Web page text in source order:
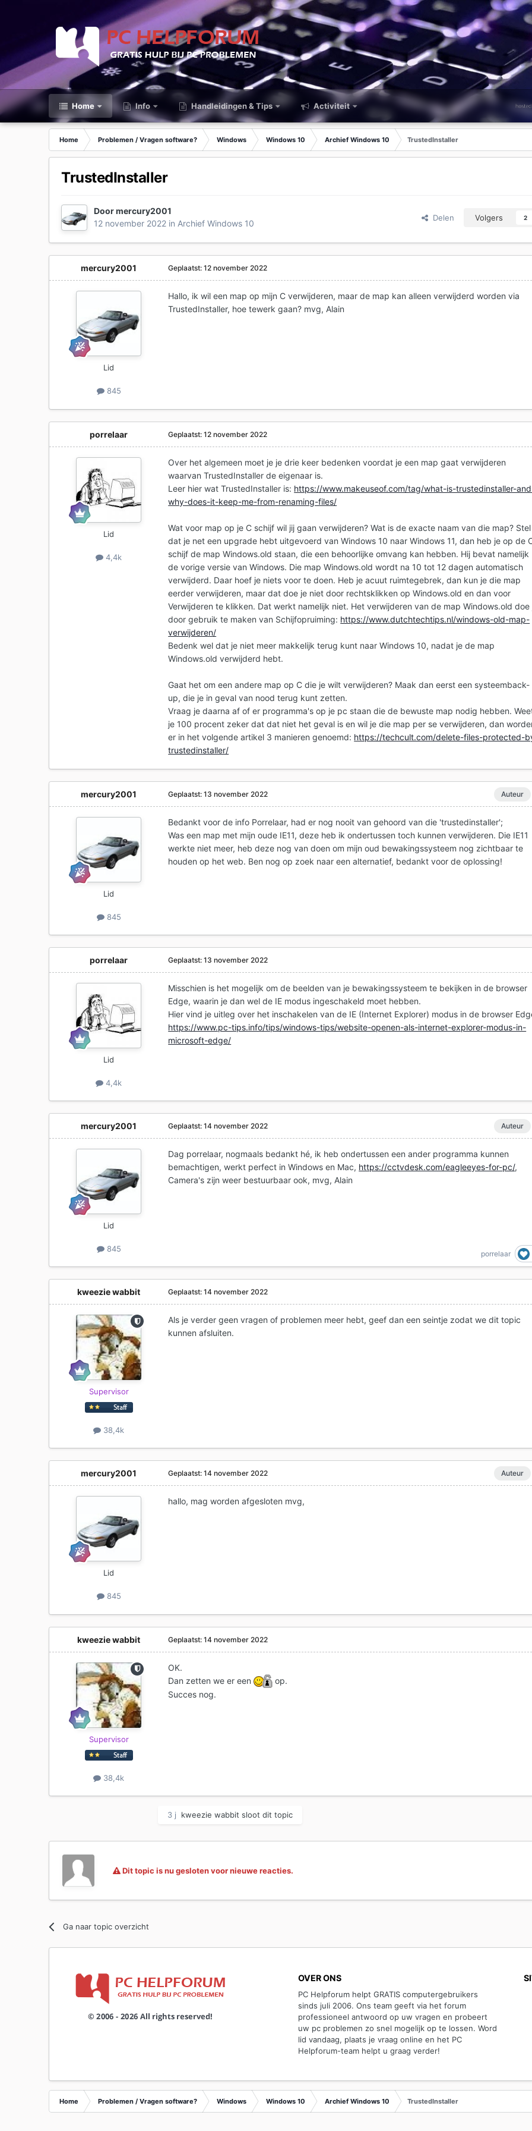
Home Info Handleidingen & Tips Activiteit
Home Problemen / Vragen software? Windows Windows 10 Archief Windows 10 TrustedInstaller
TrustedInstaller
Doormercury2001
12 november 2022 in Archief Windows 10
Delen Volgers 2
mercury2001
Lid
845
Geplaatst:12 november 2022
Hallo, ik wil een map op mijn C verwijderen, maar de map kan alleen verwijderd worden via
TrustedInstaller, hoe tewerk gaan? mvg, Alain
porrelaar
Lid
4,4k
Geplaatst:12 november 2022
Over het algemeen moet je je drie keer bedenken voordat je een map gaat verwijderen
waarvan TrustedInstaller de eigenaar is.
Leer hier wat TrustedInstaller is: https://www.makeuseof.com/tag/what-is-trustedinstaller-
why-does-it-keep-me-from-renaming-files/
Wat voor map op je C schijf wil jij gaan verwijderen? Wat is de exacte naam van die map? Stel
dat je net een upgrade hebt uitgevoerd van Windows 10 naar Windows 11, dan heb je op de
schijf de map Windows.old staan, die een behoorlijke omvang kan hebben. Hij bevat namelijk
de vorige versie van Windows. Die map Windows.old wordt na 10 tot 12 dagen automatisch
verwijderd. Daar hoef je niets voor te doen. Heb je acuut ruimtegebrek, dan kun je die map
eerder verwijderen, maar dat doe je niet door rechtsklikken op Windows.old en dan voor
Verwijderen te klikken. Dat werkt namelijk niet. Het verwijderen van de map Windows.old doe
door gebruik te maken van Schijfopruiming: https://www.dutchtechtips.nl/windows-old-map-
verwijderen/
Bedenk wel dat je niet meer makkelijk terug kunt naar Windows 10, nadat je de map
Windows.old verwijderd hebt.
Gaat het om een andere map op C die je wilt verwijderen? Maak dan eerst een systeemback-
up, die je in geval van nood terug kunt zetten.
Vraag je daarna af of er programma's op je pc staan die de bewuste map nodig hebben.
je 100 procent zeker dat dat niet het geval is en wil je die map per se verwijderen, dan
er in het volgende artikel 3 manieren genoemd: https://techcult.com/delete-files-protected-
trustedinstaller/
mercury2001
Lid
845
Auteur
Geplaatst:13 november 2022
Bedankt voor de info Porrelaar, had er nog nooit van gehoord van die 'trustedinstaller';
Was een map met mijn oude IE11, deze heb ik ondertussen toch kunnen verwijderen. Die IE11
werkte niet meer, heb deze nog van doen om mijn oud bewakingssysteem nog zichtbaar te
houden op het web. Ben nog op zoek naar een alternatief, bedankt voor de oplossing!
porrelaar
Lid
4,4k
Geplaatst:13 november 2022
Misschien is het mogelijk om de beelden van je bewakingssysteem te bekijken in de browser
Edge, waarin je dan wel de IE modus ingeschakeld moet hebben.
Hier vind je uitleg over het inschakelen van de IE (Internet Explorer) modus in de browser
https://www.pc-tips.info/tips/windows-tips/website-openen-als-internet-explorer-modus-in-
microsoft-edge/
mercury2001
Lid
845
Auteur
Geplaatst:14 november 2022
Dag porrelaar, nogmaals bedankt hé, ik heb ondertussen een ander programma kunnen
bemachtigen, werkt perfect in Windows en Mac, https://cctvdesk.com/eagleeyes-for-pc/,
Camera's zijn weer bestuurbaar ook, mvg, Alain
porrelaar
kweezie wabbit
Supervisor
38,4k
Geplaatst:14 november 2022
Als je verder geen vragen of problemen meer hebt, geef dan een seintje zodat we dit topic
kunnen afsluiten.
mercury2001
Lid
845
Auteur
Geplaatst:14 november 2022
hallo, mag worden afgesloten mvg,
kweezie wabbit
Supervisor
38,4k
Geplaatst:14 november 2022
OK.
Dan zetten we er een
op.
Succes nog.
3 j kweezie wabbit sloot dit topic
Dit topic is nu gesloten voor nieuwe reacties.
Ga naar topic overzicht
OVER ONS
PC Helpforum helpt GRATIS computergebruikers
sinds juli 2006. Ons team geeft via het forum
professioneel antwoord op uw vragen en probeert
uw pc problemen zo snel mogelijk op te lossen. Word
lid vandaag, plaats je vraag online en het PC
Helpforum-team helpt u graag verder!
Home Problemen / Vragen software? Windows Windows 10 Archief Windows 10 TrustedInstaller